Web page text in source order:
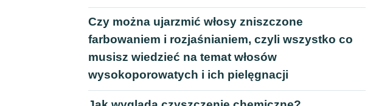
Czy można ujarzmić włosy zniszczone
farbowaniem i rozjaśnianiem, czyli wszystko co
musisz wiedzieć na temat włosów
wysokoporowatych i ich pielęgnacji